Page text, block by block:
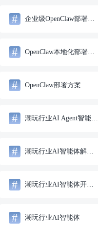
# 企业级OpenClaw部署方案
# OpenClaw本地化部署方案
# OpenClaw部署方案
# 潮玩行业AI Agent智能体搭建
# 潮玩行业AI智能体解决方案
# 潮玩行业AI智能体开发服务
# 潮玩行业AI智能体